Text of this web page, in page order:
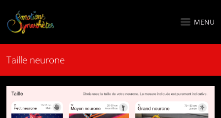
MENU
Taille neurone